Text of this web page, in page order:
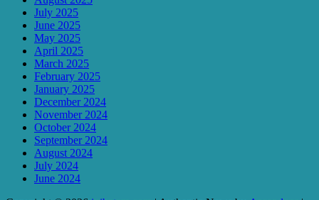
July 2025
June 2025
May 2025
April 2025
March 2025
February 2025
January 2025
December 2024
November 2024
October 2024
September 2024
August 2024
July 2024
June 2024